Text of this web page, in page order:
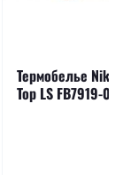
Термобелье Nike
Top LS FB7919-010